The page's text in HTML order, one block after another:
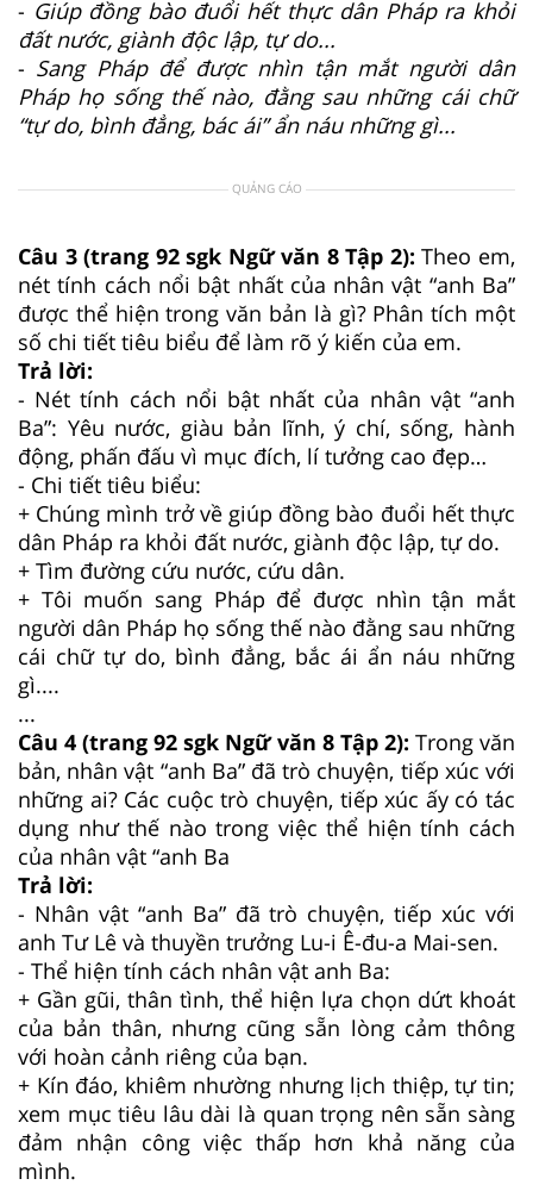
- Giúp đồng bào đuổi hết thực dân Pháp ra khỏi
đất nước, giành độc lập, tự do...
- Sang Pháp để được nhìn tận mắt người dân
Pháp họ sống thế nào, đằng sau những cái chữ
“tự do, bình đẳng, bác ái” ẩn náu những gì...
QUẢNG CÁO
Câu 3 (trang 92 sgk Ngữ văn 8 Tập 2):Theo em,
nét tính cách nổi bật nhất của nhân vật “anh Ba”
được thể hiện trong văn bản là gì? Phân tích một
số chi tiết tiêu biểu để làm rõ ý kiến của em.
Trả lời:
- Nét tính cách nổi bật nhất của nhân vật “anh
Ba”: Yêu nước, giàu bản lĩnh, ý chí, sống, hành
động, phấn đấu vì mục đích, lí tưởng cao đẹp…
- Chi tiết tiêu biểu:
+ Chúng mình trở về giúp đồng bào đuổi hết thực
dân Pháp ra khỏi đất nước, giành độc lập, tự do.
+ Tìm đường cứu nước, cứu dân.
+ Tôi muốn sang Pháp để được nhìn tận mắt
người dân Pháp họ sống thế nào đằng sau những
cái chữ tự do, bình đẳng, bắc ái ẩn náu những
gì....
...
Câu 4 (trang 92 sgk Ngữ văn 8 Tập 2): Trong văn
bản, nhân vật “anh Ba” đã trò chuyện, tiếp xúc với
những ai? Các cuộc trò chuyện, tiếp xúc ấy có tác
dụng như thế nào trong việc thể hiện tính cách
của nhân vật “anh Ba
Trả lời:
- Nhân vật “anh Ba” đã trò chuyện, tiếp xúc với
anh Tư Lê và thuyền trưởng Lu-i Ê-đu-a Mai-sen.
- Thể hiện tính cách nhân vật anh Ba:
+ Gần gũi, thân tình, thể hiện lựa chọn dứt khoát
của bản thân, nhưng cũng sẵn lòng cảm thông
với hoàn cảnh riêng của bạn.
+ Kín đáo, khiêm nhường nhưng lịch thiệp, tự tin;
xem mục tiêu lâu dài là quan trọng nên sẵn sàng
đảm nhận công việc thấp hơn khả năng của
mình.